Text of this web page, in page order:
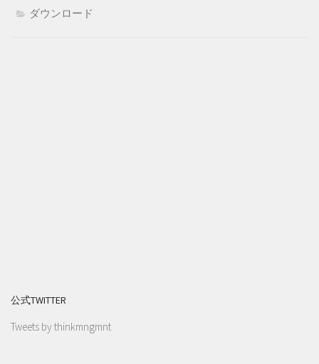
ダウンロード
公式TWITTER
Tweets by thinkmngmnt